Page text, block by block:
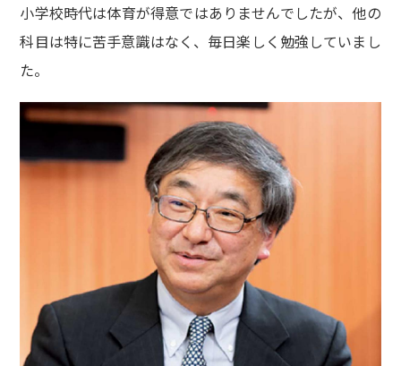
小学校時代は体育が得意ではありませんでしたが、他の
科目は特に苦手意識はなく、毎日楽しく勉強していまし
た。